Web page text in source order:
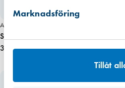
Marknadsföring
Tillåt
Art. nr 2062
Stormhasp märla 36 mm typ 23
förzinkad
3,00 kr